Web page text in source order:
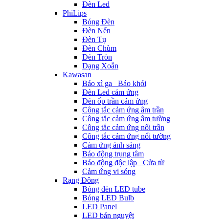
Đèn Led
PhiLips
Bóng Đèn
Đèn Nến
Đèn Tụ
Đèn Chùm
Đèn Tròn
Dạng Xoắn
Kawasan
Báo xì ga_ Báo khói
Đèn Led cảm ứng
Đèn ốp trần cảm ứng
Công tắc cảm ứng âm trần
Công tắc cảm ứng âm tường
Công tắc cảm ứng nổi trần
Công tắc cảm ứng nổi tường
Cảm ứng ánh sáng
Báo động trung tâm
Báo động độc lập_ Cửa từ
Cảm ứng vi sóng
Rạng Đông
Bóng đèn LED tube
Bóng LED Bulb
LED Panel
LED bán nguyệt